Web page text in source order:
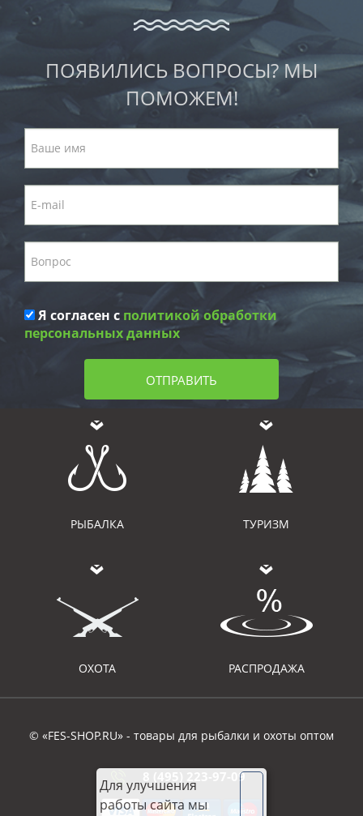
ПОЯВИЛИСЬ ВОПРОСЫ? МЫ
ПОМОЖЕМ!
Я согласен с политикой обработки
персональных данных
ОТПРАВИТЬ
РЫБАЛКА ТУРИЗМ
ОХОТА РАСПРОДАЖА
© «FES-SHOP.RU» - товары для рыбалки и охоты оптом
8 (495) 223-97-09
Для улучшения
работы сайта мы